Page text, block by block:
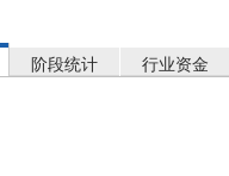
阶段统计 行业资金